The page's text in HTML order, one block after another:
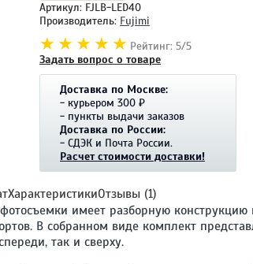
Артикул: FJLB-LED40
Производитель: Fujimi
Рейтинг: 5/5
Задать вопрос о товаре
Доставка по Москве:
- курьером 300 ₽
- пункты выдачи заказов
Доставка по России:
- СДЭК и Почта России.
Расчет стоимости доставки!
ХарактеристикиОтзывы (1)
имеет разборную
В собранном виде комплект
так и сверху.